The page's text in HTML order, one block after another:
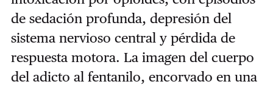
de sedación profunda, depresión del
sistema nervioso central y pérdida de
respuesta motora. La imagen del cuerpo
del adicto al fentanilo, encorvado en una